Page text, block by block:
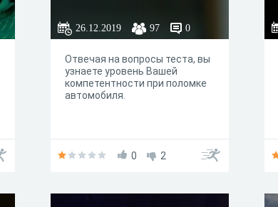
26.12.2019 97 0
Отвечая на вопросы теста, вы
узнаете уровень Вашей
компетентности при поломке
автомобиля.
0 2